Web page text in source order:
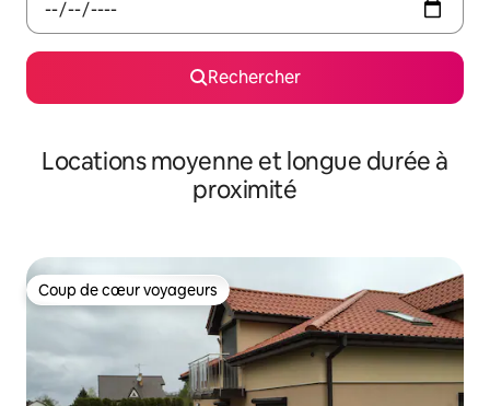
Rechercher
Locations moyenne et longue durée à
proximité
Coup de cœur voyageurs
Coup de cœur voyageurs